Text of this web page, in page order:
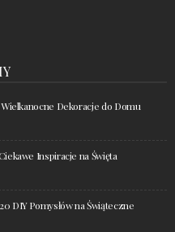
Dekoracje do Domu
Inspiracje na Święta
DIY Pomysłów na Świąteczne